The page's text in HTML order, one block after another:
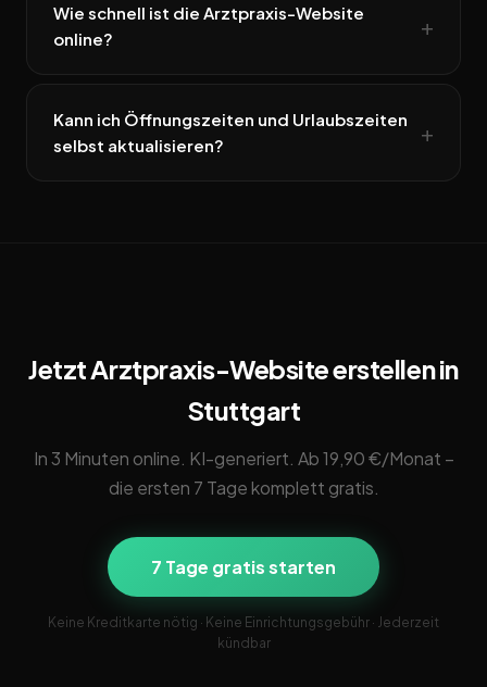
Wie schnell ist die Arztpraxis-Website
online?
Kann ich Öffnungszeiten und Urlaubszeiten
selbst aktualisieren?
Jetzt Arztpraxis-Website erstellen in
Stuttgart
In 3 Minuten online. KI-generiert. Ab 19,90 €/Monat –
die ersten 7 Tage komplett gratis.
7 Tage gratis starten
Keine Kreditkarte nötig · Keine Einrichtungsgebühr · Jederzeit
kündbar